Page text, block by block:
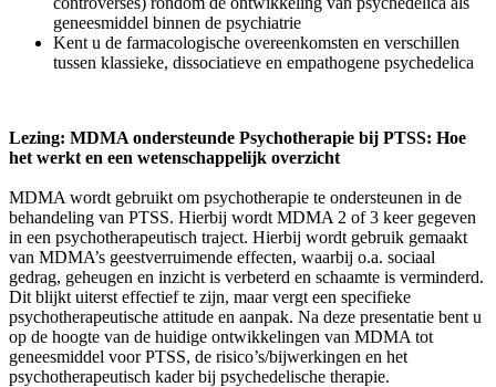
geneesmiddel binnen de psychiatrie
Kent u de farmacologische overeenkomsten en verschillen
tussen klassieke, dissociatieve en empathogene psychedelica
Lezing: MDMA ondersteunde Psychotherapie bij PTSS: Hoe
het werkt en een wetenschappelijk overzicht
MDMA wordt gebruikt om psychotherapie te ondersteunen in de
behandeling van PTSS. Hierbij wordt MDMA 2 of 3 keer gegeven
in een psychotherapeutisch traject. Hierbij wordt gebruik gemaakt
van MDMA’s geestverruimende effecten, waarbij o.a. sociaal
gedrag, geheugen en inzicht is verbeterd en schaamte is verminderd.
Dit blijkt uiterst effectief te zijn, maar vergt een specifieke
psychotherapeutische attitude en aanpak. Na deze presentatie bent u
op de hoogte van de huidige ontwikkelingen van MDMA tot
geneesmiddel voor PTSS, de risico’s/bijwerkingen en het
psychotherapeutisch kader bij psychedelische therapie.